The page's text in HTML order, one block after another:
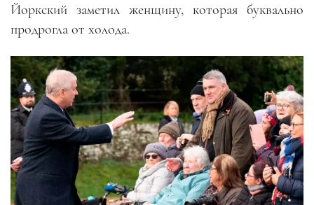
Йоркский заметил женщину, которая буквально
продрогла от холода.